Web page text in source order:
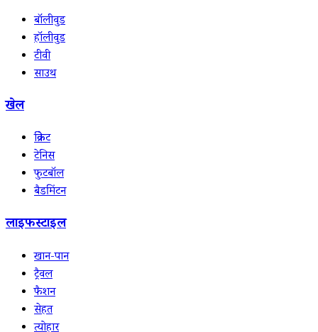
बॉलीवुड
हॉलीवुड
टीवी
साउथ
खेल
क्रिकेट
टेनिस
फुटबॉल
बैडमिंटन
लाइफस्टाइल
खान-पान
ट्रैवल
फैशन
सेहत